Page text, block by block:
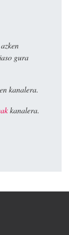
gura
kanalera.
kanalera.